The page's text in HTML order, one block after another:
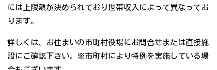
には上限額が決められており世帯収入によって異なってお
ります。
詳しくは、お住まいの市町村役場にお問合せまたは直接施
設にご確認下さい。※市町村により特例を実施している場